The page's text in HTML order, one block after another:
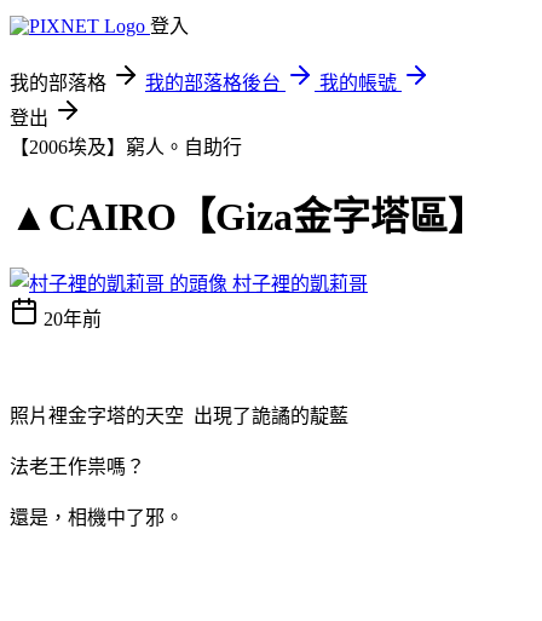
登入
我的部落格 我的部落格後台
我的帳號
登出
【2006埃及】窮人。自助行
▲CAIRO【Giza金字塔區】
村子裡的凱莉哥
20年前
照片裡金字塔的天空 出現了詭譎的靛藍
法老王作祟嗎？
還是，相機中了邪。